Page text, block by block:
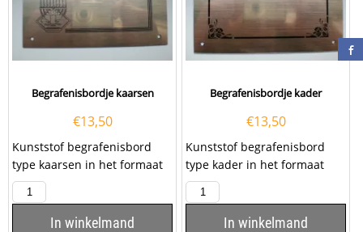
Begrafenisbordje kaarsen
€13,50
Kunststof begrafenisbord
type kaarsen in het formaat
100x160mm, inclusief het
graveren van een...
In winkelmand
Begrafenisbordje kader
€13,50
Kunststof begrafenisbord
type kader in het formaat
100x160mm, inclusief het
graveren van een...
In winkelmand